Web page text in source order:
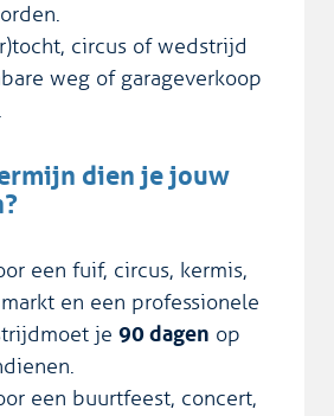
circus of wedstrijd
weg of garageverkoop
dien je jouw
een fuif, circus, kermis,
en een professionele
je 90 dagen op
een buurtfeest, concert,